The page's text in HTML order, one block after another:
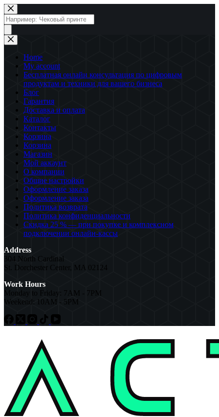
Перейти
к
сути
Поиск
товаров
Home
My account
Бесплатная онлайн консультация по цифровым
продуктам и техники для вашего бизнеса
Блог
Гарантия
Доставка и оплата
Каталог
Контакты
Корзина
Корзина
Магазин
Мой аккаунт
О компании
Общие настройки
Оформление заказа
Оформление заказа
Политика возврата
Политика конфиденциальности
Скидка 25 % — при покупке и комплексном
подключении онлайн-кассы
Address
304 North Cardinal
St. Dorchester Center, MA 02124
Work Hours
Monday to Friday: 7AM - 7PM
Weekend: 10AM - 5PM